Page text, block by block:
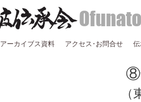
アーカイブス資料 アクセス･お問合せ
⑧